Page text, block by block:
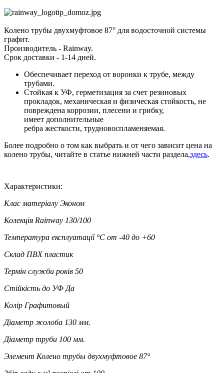
Колено трубы двухмуфтовое 87° для водосточной системы
графит.
Производитель - Rainway.
Срок доставки - 1-14 дней.
Обеспечивает переход от воронки к трубе, между
трубами.
Стойкая к УФ, герметизация за счет резиновых
прокладок, механическая и физическая стойкость, не
повреждена коррозии, плесени и грибку,
имеет дополнительные
ребра жесткости, трудновоспламеняемая.
Более подробно о том как выбрать и от чего зависит цена на
колено трубы, читайте в статье нижней части раздела,здесь.
Характеристики:
Клас матеріалу Эконом
Колекція Rainway 130/100
Температура експлуатації °C от -40 до +60
Склад ПВХ пластик
Термін служби років 50
Стійкість до УФ Да
Колір Графитовый
Діаметр жолоба 130 мм.
Діаметр труби 100 мм.
Элемент Колено трубы двухмуфтовое 87°